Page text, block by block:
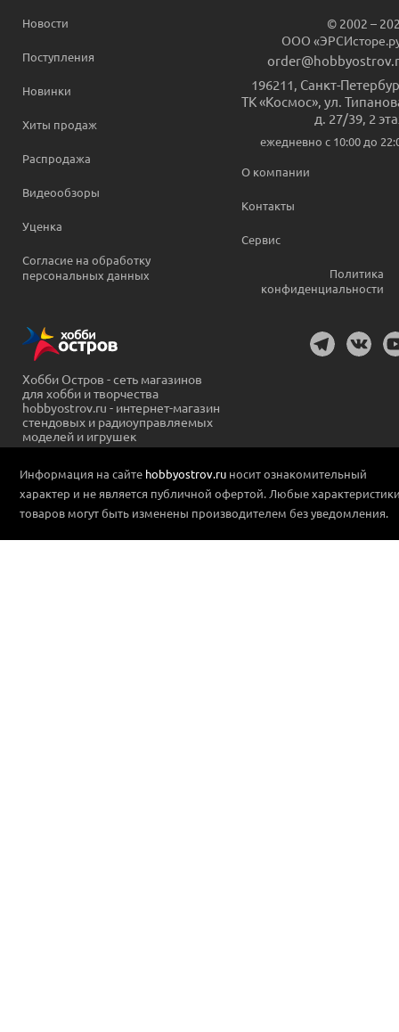
Новости
Поступления
Новинки
Хиты продаж
Распродажа
Видеообзоры
Уценка
Согласие на обработку
персональных данных
© 2002 –
ООО
196211, Санкт-
ТК «Космос», ул.
д. 27/39, 2
ежедневно c 10:00 до
О компании
Контакты
Сервис
Политика
конфиденциальности
Хобби Остров - сеть магазинов
для хобби и творчества
hobbyostrov.ru - интернет-магазин
стендовых и радиоуправляемых
моделей и игрушек
Информация на сайте hobbyostrov.ru носит ознакомительный
характер и не является публичной офертой. Любые
товаров могут быть изменены производителем без уведомления.